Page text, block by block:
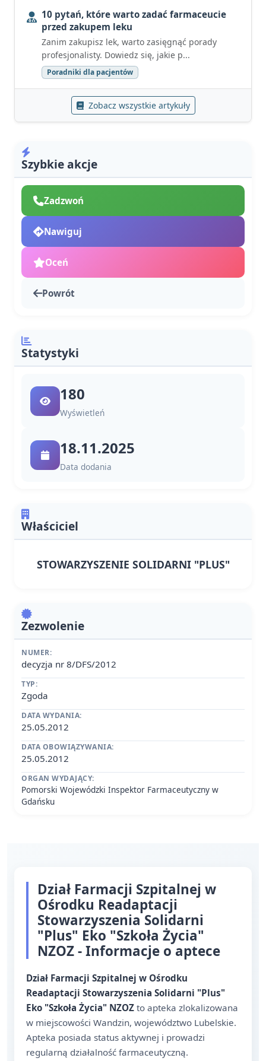
10 pytań, które warto zadać farmaceucie
przed zakupem leku
Zanim zakupisz lek, warto zasięgnąć porady
profesjonalisty. Dowiedz się, jakie p...
Poradniki dla pacjentów
Zobacz wszystkie artykuły
Szybkie akcje
Zadzwoń
Nawiguj
Oceń
Powrót
Statystyki
180
Wyświetleń
18.11.2025
Data dodania
Właściciel
STOWARZYSZENIE SOLIDARNI "PLUS"
Zezwolenie
NUMER:
decyzja nr 8/DFS/2012
TYP:
Zgoda
DATA WYDANIA:
25.05.2012
DATA OBOWIĄZYWANIA:
25.05.2012
ORGAN WYDAJĄCY:
Pomorski Wojewódzki Inspektor Farmaceutyczny w
Gdańsku
Dział Farmacji Szpitalnej w
Ośrodku Readaptacji
Stowarzyszenia Solidarni
"Plus" Eko "Szkoła Życia"
NZOZ - Informacje o aptece
Dział Farmacji Szpitalnej w Ośrodku
Readaptacji Stowarzyszenia Solidarni "Plus"
Eko "Szkoła Życia" NZOZ to apteka zlokalizowana
w miejscowości Wandzin, województwo Lubelskie.
Apteka posiada status aktywnej i prowadzi
regularną działalność farmaceutyczną.